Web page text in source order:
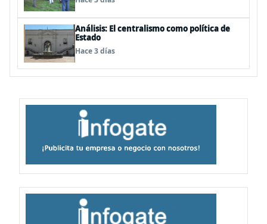
Análisis: El centralismo como política de
Estado
Hace 3 días